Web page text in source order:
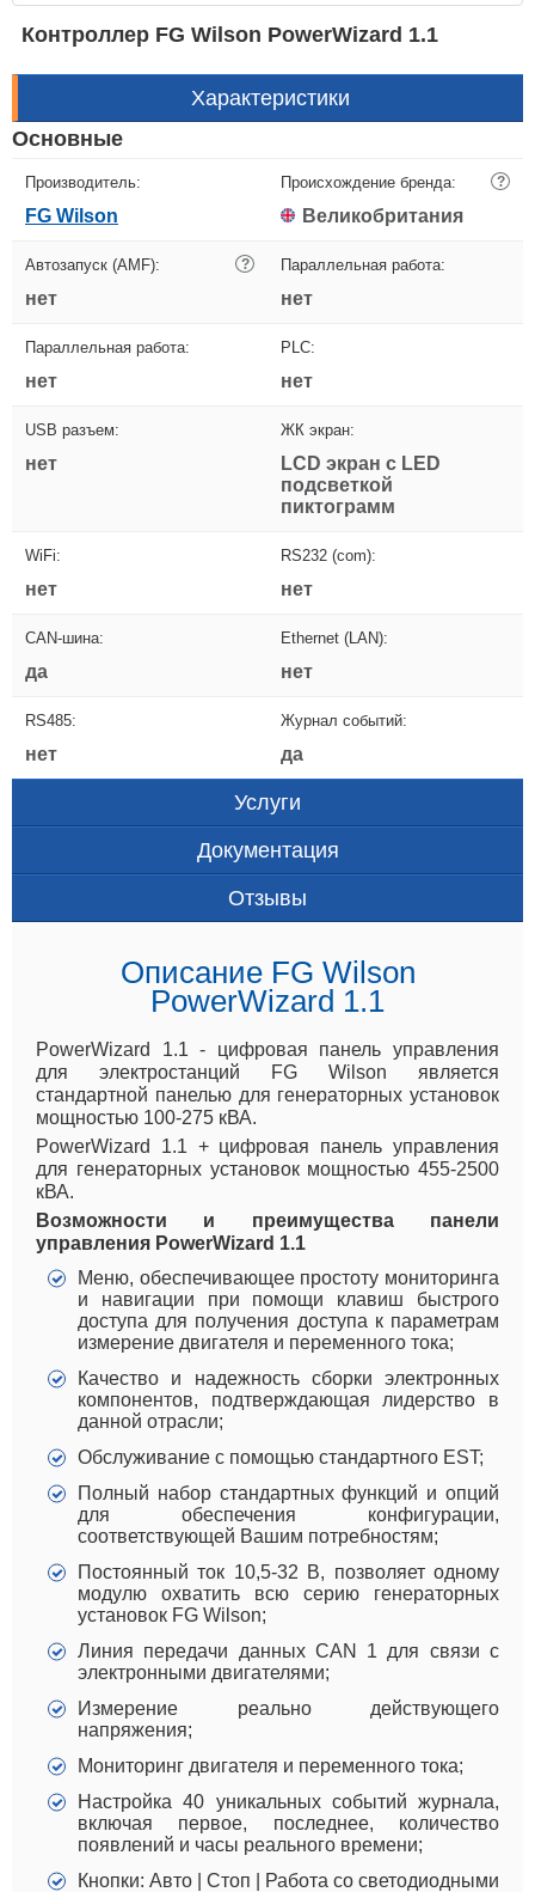
Контроллер FG Wilson PowerWizard 1.1
Характеристики
Основные
Производитель:
FG Wilson
Происхождение бренда: ?
Великобритания
Автозапуск (AMF): ?
нет
Параллельная работа:
нет
Параллельная работа:
нет
PLC:
нет
USB разъем:
нет
ЖК экран:
LCD экран с LED
подсветкой
пиктограмм
WiFi:
нет
RS232 (com):
нет
CAN-шина:
да
Ethernet (LAN):
нет
RS485:
нет
Журнал событий:
да
Услуги
Документация
Отзывы
Описание FG Wilson
PowerWizard 1.1
PowerWizard 1.1 - цифровая панель управления
для электростанций FG Wilson является
стандартной панелью для генераторных установок
мощностью 100-275 кВА.
PowerWizard 1.1 + цифровая панель управления
для генераторных установок мощностью 455-2500
кВА.
Возможности и преимущества панели
управления PowerWizard 1.1
Меню, обеспечивающее простоту мониторинга
и навигации при помощи клавиш быстрого
доступа для получения доступа к параметрам
измерение двигателя и переменного тока;
Качество и надежность сборки электронных
компонентов, подтверждающая лидерство в
данной отрасли;
Обслуживание с помощью стандартного EST;
Полный набор стандартных функций и опций
для обеспечения конфигурации,
соответствующей Вашим потребностям;
Постоянный ток 10,5-32 В, позволяет одному
модулю охватить всю серию генераторных
установок FG Wilson;
Линия передачи данных CAN 1 для связи с
электронными двигателями;
Измерение реально действующего
напряжения;
Мониторинг двигателя и переменного тока;
Настройка 40 уникальных событий журнала,
включая первое, последнее, количество
появлений и часы реального времени;
Кнопки: Авто | Стоп | Работа со светодиодными